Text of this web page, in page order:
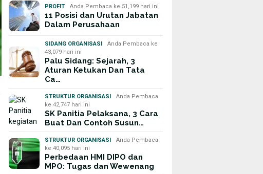
PROFIT Anda Pembaca ke 51,199 hari ini
11 Posisi dan Urutan Jabatan
Dalam Perusahaan
SIDANG ORGANISASI
Anda Pembaca ke
43,079 hari ini
Palu Sidang: Sejarah, 3
Aturan Ketukan Dan Tata
Ca…
STRUKTUR ORGANISASI
Anda Pembaca
ke 42,747 hari ini
SK Panitia Pelaksana, 3 Cara
Buat Dan Contoh Susun…
STRUKTUR ORGANISASI
Anda Pembaca
ke 40,095 hari ini
Perbedaan HMI DIPO dan
MPO: Tugas dan Wewenang